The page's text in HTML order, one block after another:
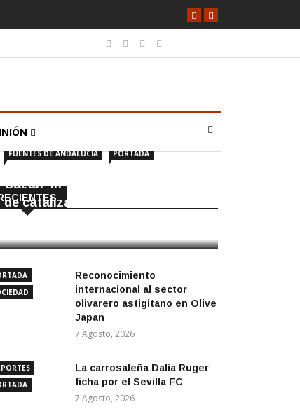
FUENTES DE ANDALUCÍA PORTADA
Cazan ‘in fraganti’ a ladrones
de catalizadores
Reconocimiento
internacional al sector
olivarero astigitano en Olive
Japan
7 Agosto, 2026
La carrosaleña Dalía Ruger
ficha por el Sevilla FC
7 Agosto, 2026